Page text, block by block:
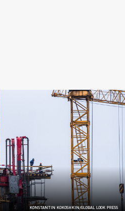
KONSTANTIN KOKOSHKIN/GLOBAL LOOK PRESS